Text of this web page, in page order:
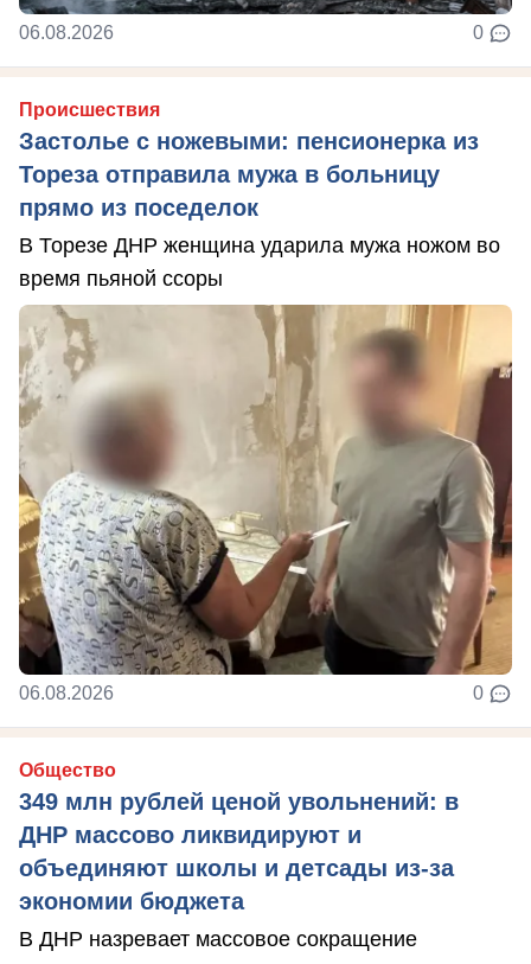
06.08.2026 0
Происшествия
Застолье с ножевыми: пенсионерка из
Тореза отправила мужа в больницу
прямо из поседелок
В Торезе ДНР женщина ударила мужа ножом во
время пьяной ссоры
06.08.2026 0
Общество
349 млн рублей ценой увольнений: в
ДНР массово ликвидируют и
объединяют школы и детсады из-за
экономии бюджета
В ДНР назревает массовое сокращение